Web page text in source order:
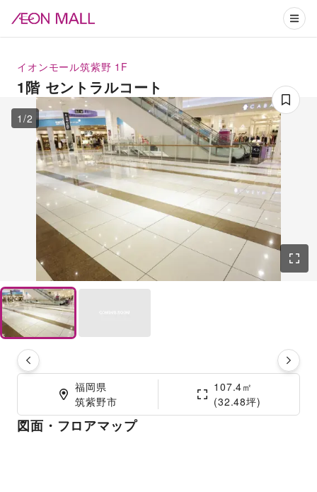
イオンモール筑紫野 1F
1階 セントラルコート
1 /2
福岡県
筑紫野市
107.4㎡
(32.48坪)
図面・フロアマップ